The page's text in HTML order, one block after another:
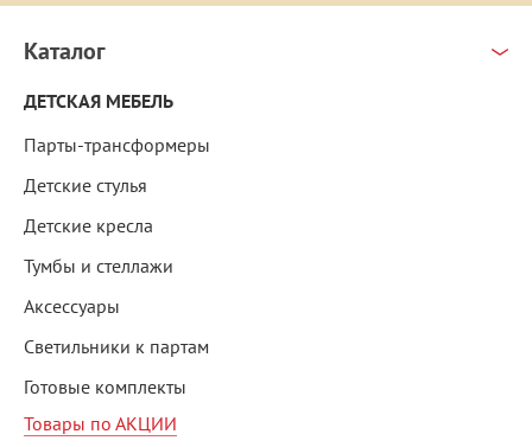
Каталог
ДЕТСКАЯ МЕБЕЛЬ
Парты-трансформеры
Детские стулья
Детские кресла
Тумбы и стеллажи
Аксессуары
Светильники к партам
Готовые комплекты
Товары по АКЦИИ